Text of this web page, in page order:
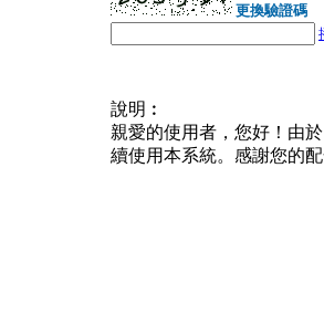
更換驗證碼
說明︰
親愛的使用者，您好！由
續使用本系統。感謝您的配